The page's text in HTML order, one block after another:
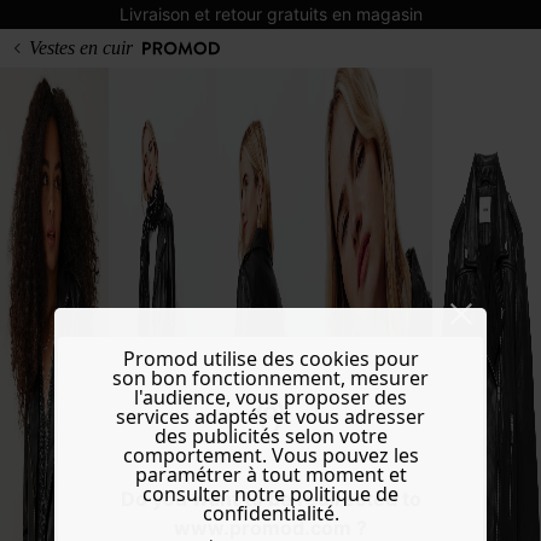
Livraison et retour gratuits en magasin
Do you want to be redirected to
www.promod.com ?
Vestes en cuir
Promod utilise des cookies pour
son bon fonctionnement, mesurer
l'audience, vous proposer des
services adaptés et vous adresser
des publicités selon votre
comportement. Vous pouvez les
paramétrer à tout moment et
consulter notre politique de
confidentialité.